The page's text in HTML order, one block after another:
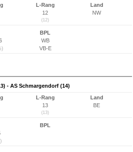
L-Rang
12
(12)
Land
NW
BPL
WB
VB-E
- AS Schmargendorf (14)
L-Rang
13
(13)
Land
BE
BPL